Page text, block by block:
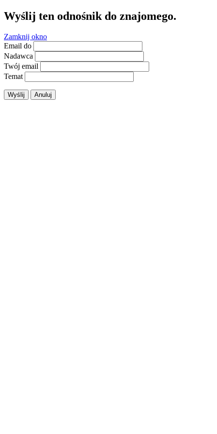
Wyślij ten odnośnik do znajomego.
Zamknij okno
Email do
Nadawca
Twój email
Temat
Wyślij Anuluj